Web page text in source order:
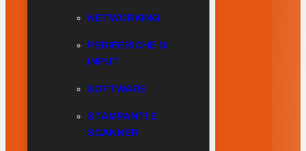
NETWORKING
PERIFERICHE DI
INPUT
SOFTWARE
STAMPANTI E
SCANNER